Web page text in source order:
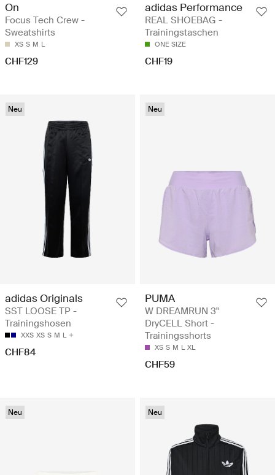
On
Focus Tech Crew -
Sweatshirts
XS S M L
CHF129
adidas Performance
REAL SHOEBAG -
Trainingstaschen
ONE SIZE
CHF19
Neu
adidas Originals
SST LOOSE TP -
Trainingshosen
XXS XS S M L
CHF84
Neu
PUMA
W DREAMRUN 3"
DryCELL Short -
Trainingsshorts
XS S M L XL
CHF59
Neu Neu